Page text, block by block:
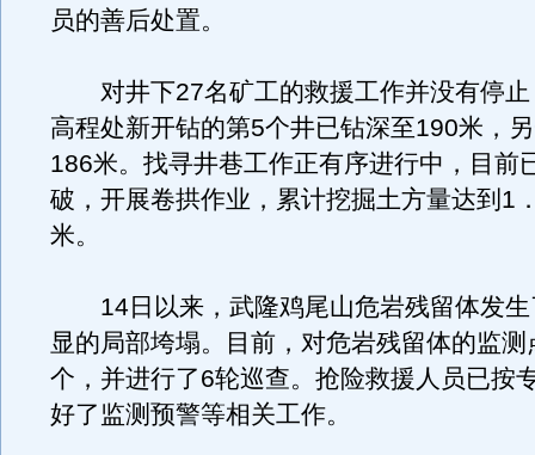
员的善后处置。
对井下27名矿工的救援工作并没有停止
高程处新开钻的第5个井已钻深至190米，
186米。找寻井巷工作正有序进行中，目前
破，开展卷拱作业，累计挖掘土方量达到1
米。
14日以来，武隆鸡尾山危岩残留体发生
显的局部垮塌。目前，对危岩残留体的监
个，并进行了6轮巡查。抢险救援人员已按
好了监测预警等相关工作。